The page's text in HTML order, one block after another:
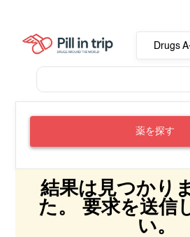
Drugs
薬を探す
結果は見つかり
た。 要求を送信
い。